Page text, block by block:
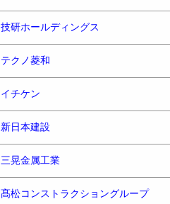
技研ホールディングス
テクノ菱和
イチケン
新日本建設
三晃金属工業
髙松コンストラクショングループ